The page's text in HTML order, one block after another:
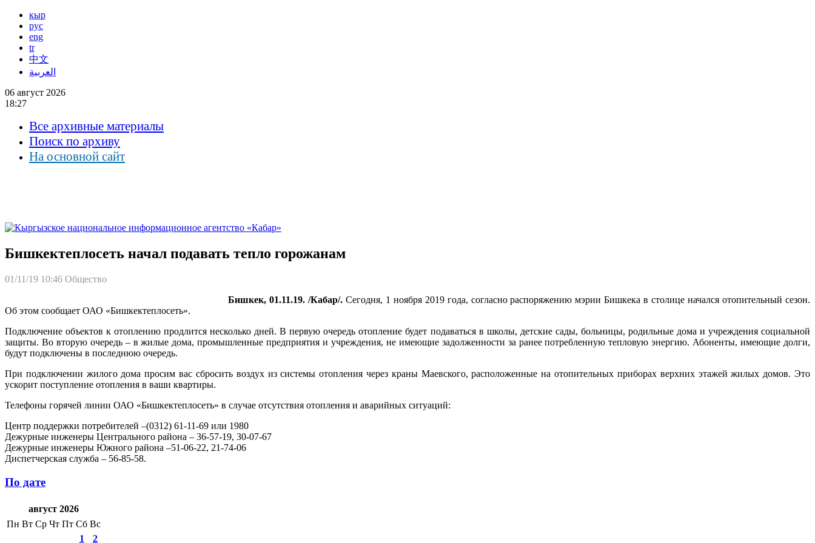
кыр
рус
eng
tr
中文
العربية
06 август 2026
18:27
Все архивные материалы
Поиск по архиву
На основной сайт
Бишкектеплосеть начал подавать тепло горожанам
01/11/19 10:46 Общество
Бишкек, 01.11.19. /Кабар/. Сегодня, 1 ноября 2019 года, согласно распоряжению мэрии Бишкека в столице начался отопительный сезон.
Об этом сообщает ОАО «Бишкектеплосеть».
Подключение объектов к отоплению продлится несколько дней. В первую очередь отопление будет подаваться в школы, детские сады, больницы, родильные дома и учреждения социальной
защиты. Во вторую очередь – в жилые дома, промышленные предприятия и учреждения, не имеющие задолженности за ранее потребленную тепловую энергию. Абоненты, имеющие долги,
будут подключены в последнюю очередь.
При подключении жилого дома просим вас сбросить воздух из системы отопления через краны Маевского, расположенные на отопительных приборах верхних этажей жилых домов. Это
ускорит поступление отопления в ваши квартиры.
Телефоны горячей линии ОАО «Бишкектеплосеть» в случае отсутствия отопления и аварийных ситуаций:
Центр поддержки потребителей –(0312) 61-11-69 или 1980
Дежурные инженеры Центрального района – 36-57-19, 30-07-67
Дежурные инженеры Южного района –51-06-22, 21-74-06
Диспетчерская служба – 56-85-58.
По дате
август 2026
Пн Вт Ср Чт Пт Сб Вс
1
2